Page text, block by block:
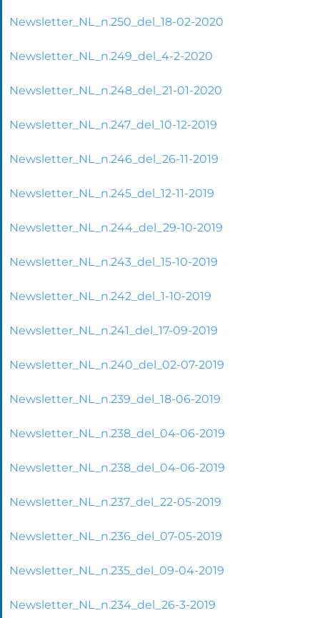
Newsletter_NL_n.250_del_18-02-2020
Newsletter_NL_n.249_del_4-2-2020
Newsletter_NL_n.248_del_21-01-2020
Newsletter_NL_n.247_del_10-12-2019
Newsletter_NL_n.246_del_26-11-2019
Newsletter_NL_n.245_del_12-11-2019
Newsletter_NL_n.244_del_29-10-2019
Newsletter_NL_n.243_del_15-10-2019
Newsletter_NL_n.242_del_1-10-2019
Newsletter_NL_n.241_del_17-09-2019
Newsletter_NL_n.240_del_02-07-2019
Newsletter_NL_n.239_del_18-06-2019
Newsletter_NL_n.238_del_04-06-2019
Newsletter_NL_n.238_del_04-06-2019
Newsletter_NL_n.237_del_22-05-2019
Newsletter_NL_n.236_del_07-05-2019
Newsletter_NL_n.235_del_09-04-2019
Newsletter_NL_n.234_del_26-3-2019